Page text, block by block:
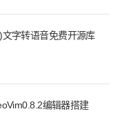
字转语音免费开源库
编辑器搭建